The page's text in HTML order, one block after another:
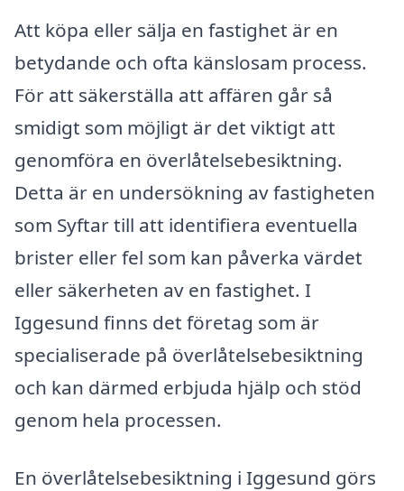
Att köpa eller sälja en fastighet är en
betydande och ofta känslosam process.
För att säkerställa att affären går så
smidigt som möjligt är det viktigt att
genomföra en överlåtelsebesiktning.
Detta är en undersökning av fastigheten
som Syftar till att identifiera eventuella
brister eller fel som kan påverka värdet
eller säkerheten av en fastighet. I
Iggesund finns det företag som är
specialiserade på överlåtelsebesiktning
och kan därmed erbjuda hjälp och stöd
genom hela processen.
En överlåtelsebesiktning i Iggesund görs